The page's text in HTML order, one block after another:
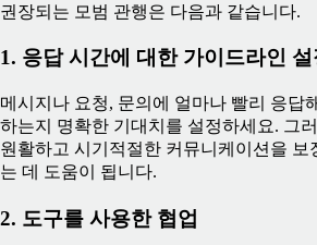
권장되는 모범 관행은 다음과 같습니다.
1. 응답 시간에 대한 가이드라인 설
메시지나 요청, 문의에 얼마나 빨리 응답
하는지 명확한 기대치를 설정하세요. 그
원활하고 시기적절한 커뮤니케이션을 보
는 데 도움이 됩니다.
2. 도구를 사용한 협업